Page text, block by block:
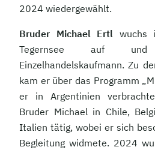
2024 wiedergewählt.
Bruder Michael Ertl wuchs
Tegernsee auf
Einzelhandelskaufmann. Zu
kam er über das Programm
er in Argentinien
Bruder Michael in Chile,
Italien tätig, wobei er sich
Begleitung widmete. 2024